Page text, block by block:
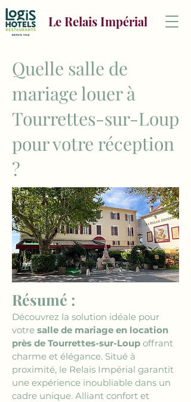
Le Relais Impérial
Quelle salle de
mariage louer à
Tourrettes-sur-Loup
pour votre réception
?
Résumé :
Découvrez la solution idéale pour
votre salle de mariage en location
près de Tourrettes-sur-Loup offrant
charme et élégance. Situé à
proximité, le Relais Impérial garantit
une expérience inoubliable dans un
cadre unique. Alliant confort et